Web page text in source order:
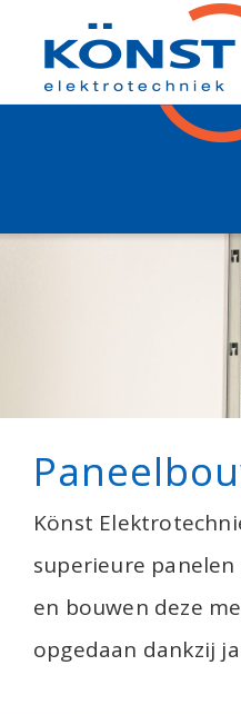
Könst
superieure
en bouwen deze
opgedaan dankzij